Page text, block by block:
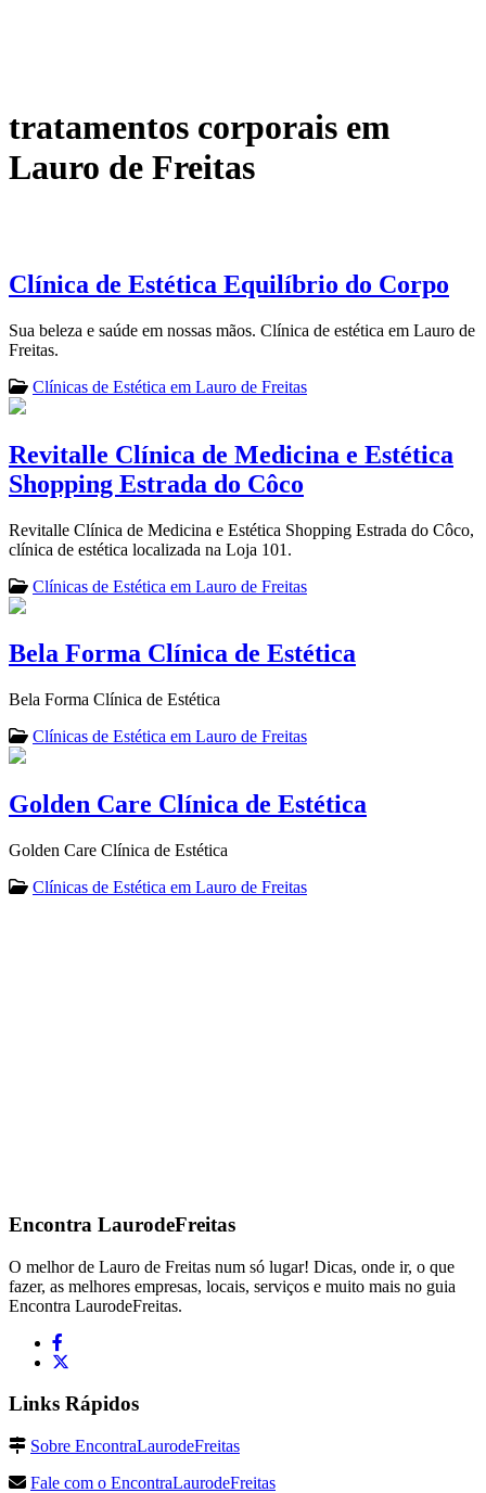
tratamentos corporais em
Lauro de Freitas
Clínica de Estética Equilíbrio do Corpo
Sua beleza e saúde em nossas mãos. Clínica de estética em Lauro de
Freitas.
Clínicas de Estética em Lauro de Freitas
Revitalle Clínica de Medicina e Estética
Shopping Estrada do Côco
Revitalle Clínica de Medicina e Estética Shopping Estrada do Côco,
clínica de estética localizada na Loja 101.
Clínicas de Estética em Lauro de Freitas
Bela Forma Clínica de Estética
Bela Forma Clínica de Estética
Clínicas de Estética em Lauro de Freitas
Golden Care Clínica de Estética
Golden Care Clínica de Estética
Clínicas de Estética em Lauro de Freitas
Encontra LaurodeFreitas
O melhor de Lauro de Freitas num só lugar! Dicas, onde ir, o que
fazer, as melhores empresas, locais, serviços e muito mais no guia
Encontra LaurodeFreitas.
Links Rápidos
Sobre EncontraLaurodeFreitas
Fale com o EncontraLaurodeFreitas